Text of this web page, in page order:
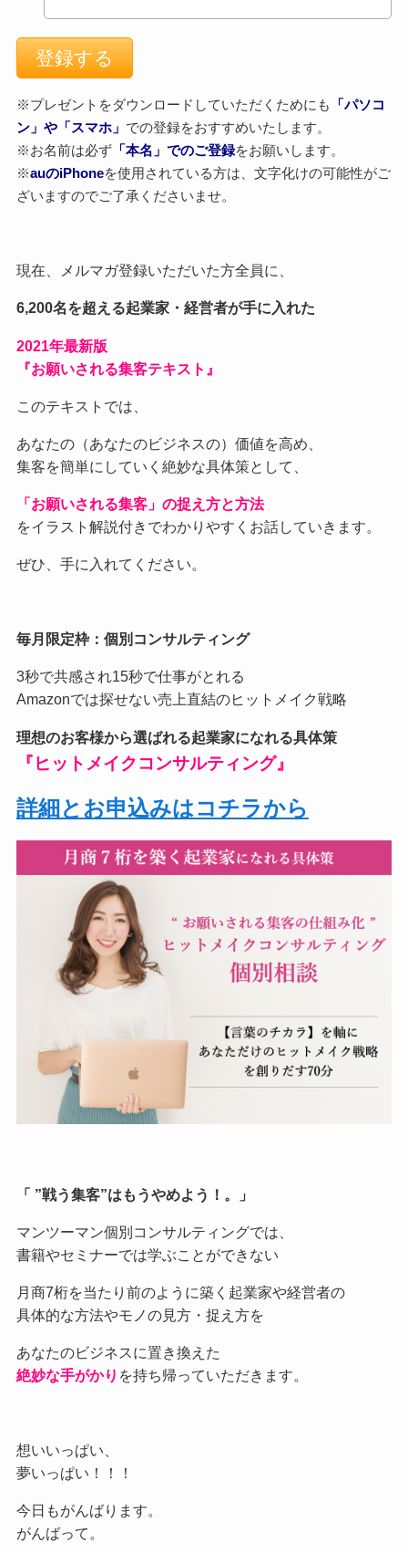
※プレゼントをダウンロードしていただくためにも
「パソコ
ン」や「スマホ」 での登録をおすすめいたします。
※お名前は必ず「本名」でのご登録をお願いします。
※auのiPhoneを使用されている方は、文字化けの可能性がご
ざいますのでご了承くださいませ。
現在、メルマガ登録いただいた方全員に、
6,200名を超える起業家・経営者が手に入れた
2021年最新版
『お願いされる集客テキスト』
このテキストでは、
あなたの（あなたのビジネスの）価値を高め、
集客を簡単にしていく絶妙な具体策として、
「お願いされる集客」の捉え方と方法
をイラスト解説付きでわかりやすくお話していきます。
ぜひ、手に入れてください。
毎月限定枠：個別コンサルティング
3秒で共感され15秒で仕事がとれる
Amazonでは探せない売上直結のヒットメイク戦略
理想のお客様から選ばれる起業家になれる具体策
『ヒットメイクコンサルティング』
詳細とお申込みはコチラから
「 ”戦う集客”はもうやめよう！。」
マンツーマン個別コンサルティングでは、
書籍やセミナーでは学ぶことができない
月商7桁を当たり前のように築く起業家や経営者の
具体的な方法やモノの見方・捉え方を
あなたのビジネスに置き換えた
絶妙な手がかり を持ち帰っていただきます。
想いいっぱい、
夢いっぱい！！！
今日もがんばります。
がんばって。